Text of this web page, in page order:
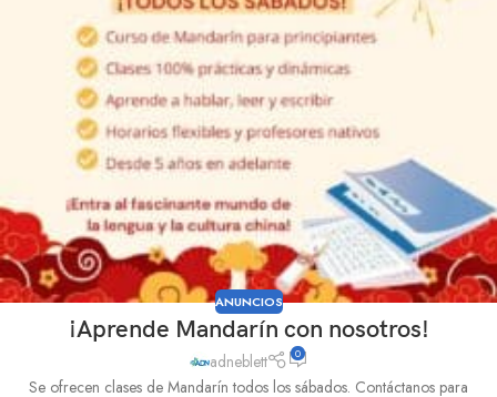
ANUNCIOS
¡Aprende Mandarín con nosotros!
adneblett 0
Se ofrecen clases de Mandarín todos los sábados. Contáctanos para